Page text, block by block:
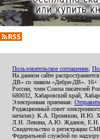
Пользовательское соглашение
На данном сайте
ДВ» со знаком «Дебри-ДВ». 16+
России, член Союза писателей
680032, Хабаровский край,
Электронная приемная:
Редакционный совет
началах): К.А. Пронякин, И.Ю.
Л.Н. Левина, А.Ю. Жданов, Е.Н.
Свидетельство о регистрации
Федеральной службой по